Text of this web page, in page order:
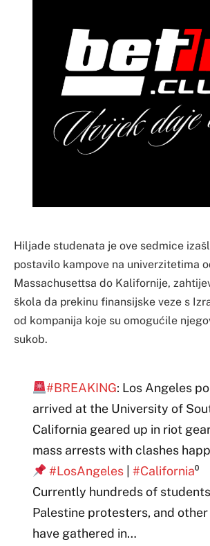
Hiljade studenata je ove sedmice
postavilo kampove na univerzitetima
Massachusettsa do Kalifornije,
škola da prekinu finansijske veze s
od kompanija koje su omogućile
sukob.
#BREAKING: Los Angeles
arrived at the University of
California geared up in riot
mass arrests with clashes
#LosAngeles |#California⁰
Currently hundreds of
Palestine protesters, and
have gathered in…